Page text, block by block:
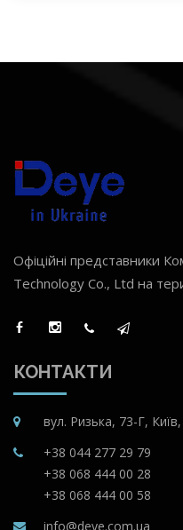
Офіційні представники
Technology Co., Ltd на
КОНТАКТИ
вул. Ризька, 73-Г,
+38 044 277 29 79
+38 068 444 00 28
+38 068 444 00 58
info@deye.com.ua